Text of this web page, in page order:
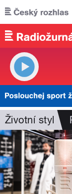
Přejít k hlavnímu
Životní styl